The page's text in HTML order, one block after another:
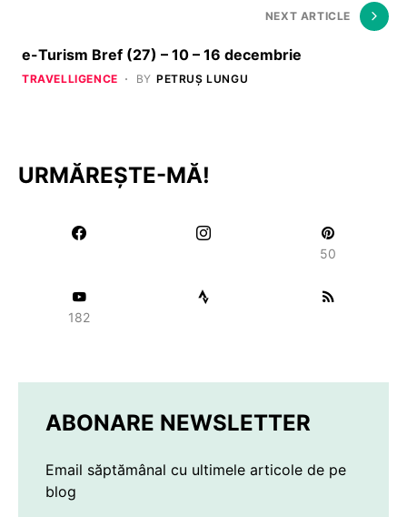
NEXT ARTICLE
e-Turism Bref (27) – 10 – 16 decembrie
TRAVELLIGENCE BY PETRUȘ LUNGU
URMĂREȘTE-MĂ!
50
182
ABONARE NEWSLETTER
Email săptămânal cu ultimele articole de pe
blog